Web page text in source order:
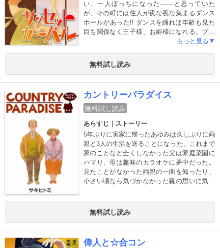
い、一人ぼっちになった――と思っていた
が、その町には住人が夜な夜な集まるダンス
ホールがあった!! ダンスを踊れば年齢も見た
目も関係なく王子様、お姫様になれる。プラ
イドや常識に囚われていた香織の心はダンス
き…。体がリズムを刻めば笑顔がこぼれる！
再出発を応援するハートフルストーリー。
もっと見る▼
無料試し読み
カントリーパラダイス
無料試し読み
あらすじ｜ストーリー
5年ぶりに実家に帰ったあゆみは久しぶりに両
親と3人の生活を送ることになった。これまで
家のことなど全くしなかった父は家庭菜園に
ハマり、母は趣味のカラオケに夢中だった。
見たことがなかった両親の一面を知ったり、
小さい頃なら気づかなかった親の思いに気づ
親子の時間が流れ始める――。
無料試し読み
偉人と☆合コン